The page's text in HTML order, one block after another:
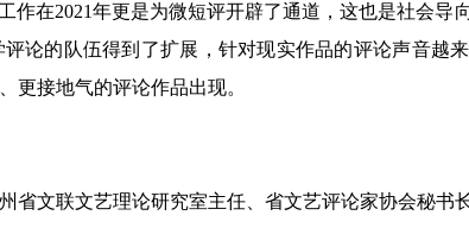
作在2021年更是为微短评开辟了通道，这也是社会导
论的队伍得到了扩展，针对现实作品的评论声音越
更接地气的评论作品出现。
省文联文艺理论研究室主任、省文艺评论家协会秘书